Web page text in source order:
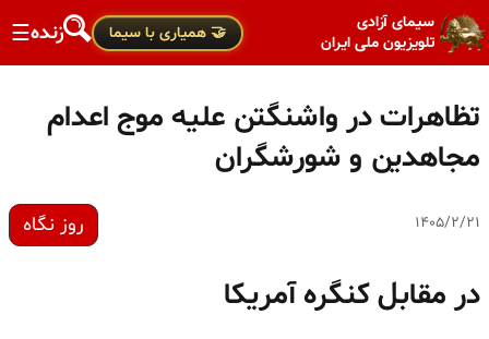
سیمای آزادی
تلویزیون ملی ایران
🤝 همیاری با سیما زنده☰
تظاهرات در واشنگتن علیه موج اعدام
مجاهدین و شورشگران
۱۴۰۵/۲/۲۱ روز نگاه
در مقابل کنگره آمریکا